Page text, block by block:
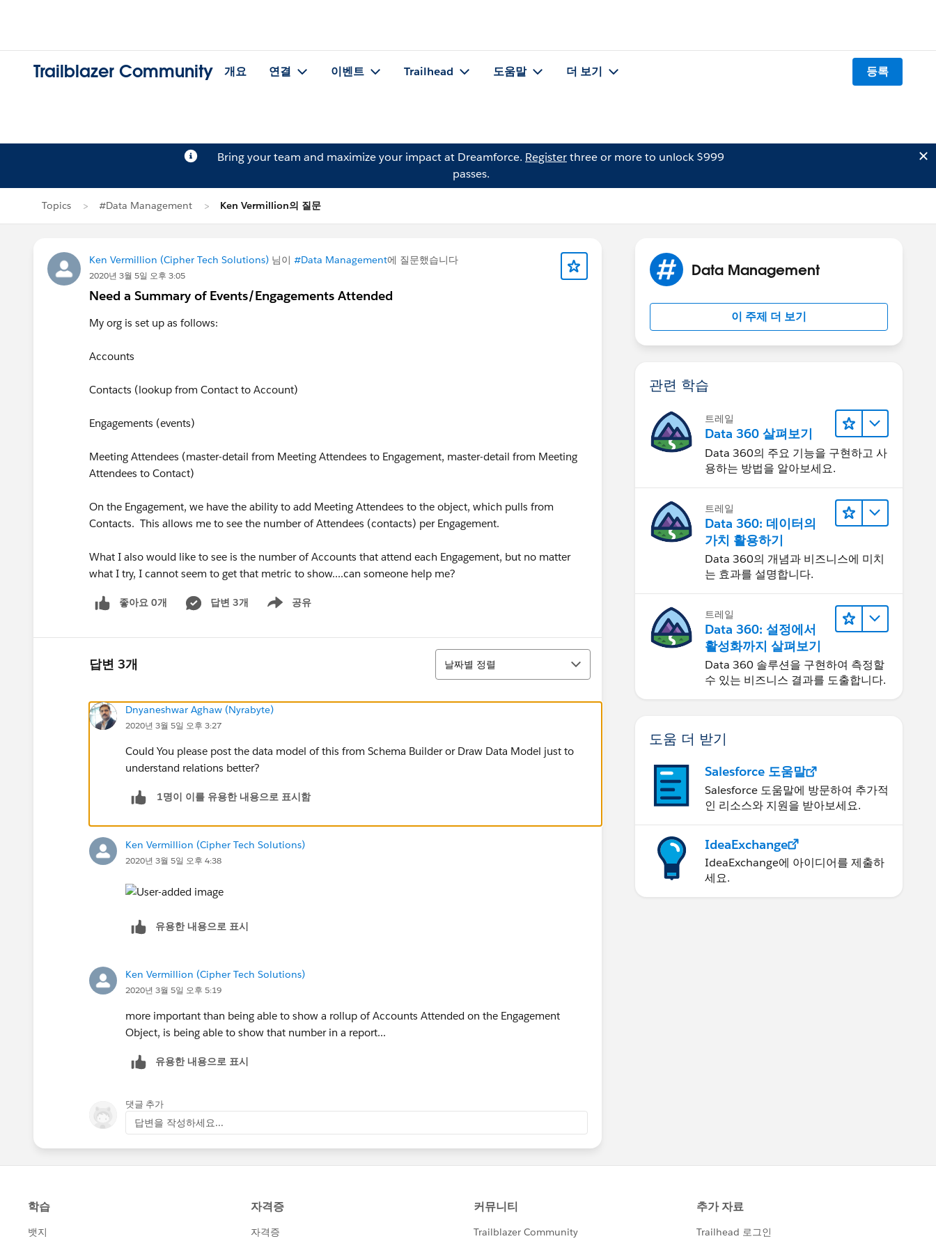
Trailblazer Community 개요 연결 이벤트 Trailhead 도움말 더 보기 등록
Bring your team and maximize your impact at Dreamforce. Registerthree or more to unlock $999
passes.
Topics #Data Management Ken Vermillion의 질문
Ken Vermillion (Cipher Tech Solutions) 님이 #Data Management에 질문했습니다
2020년 3월 5일 오후 3:05
Need a Summary of Events/Engagements Attended
My org is set up as follows:
Accounts
Contacts (lookup from Contact to Account)
Engagements (events)
Meeting Attendees (master-detail from Meeting Attendees to Engagement, master-detail from Meeting
Attendees to Contact)
On the Engagement, we have the ability to add Meeting Attendees to the object, which pulls from
Contacts. This allows me to see the number of Attendees (contacts) per Engagement.
What I also would like to see is the number of Accounts that attend each Engagement, but no matter
what I try, I cannot seem to get that metric to show....can someone help me?
좋아요 0개 답변 3개 공유
Show menu
답변 3개
정렬
날짜별 정렬
Dnyaneshwar Aghaw (Nyrabyte)
2020년 3월 5일 오후 3:27
Could You please post the data model of this from Schema Builder or Draw Data Model just to
understand relations better?
1명이 이를 유용한 내용으로 표시함
Ken Vermillion (Cipher Tech Solutions)
2020년 3월 5일 오후 4:38
유용한 내용으로 표시
Ken Vermillion (Cipher Tech Solutions)
2020년 3월 5일 오후 5:19
more important than being able to show a rollup of Accounts Attended on the Engagement
Object, is being able to show that number in a report...
유용한 내용으로 표시
댓글 추가
답변을 작성하세요...
Data Management
이 주제 더 보기
관련 학습
트레일
Data 360 살펴보기
Data 360의 주요 기능을 구현하고 사
용하는 방법을 알아보세요.
트레일
Data 360: 데이터의
가치 활용하기
Data 360의 개념과 비즈니스에 미치
는 효과를 설명합니다.
트레일
Data 360: 설정에서
활성화까지 살펴보기
Data 360 솔루션을 구현하여 측정할
수 있는 비즈니스 결과를 도출합니다.
도움 더 받기
Salesforce 도움말
Salesforce 도움말에 방문하여 추가적
인 리소스와 지원을 받아보세요.
IdeaExchange
IdeaExchange에 아이디어를 제출하
세요.